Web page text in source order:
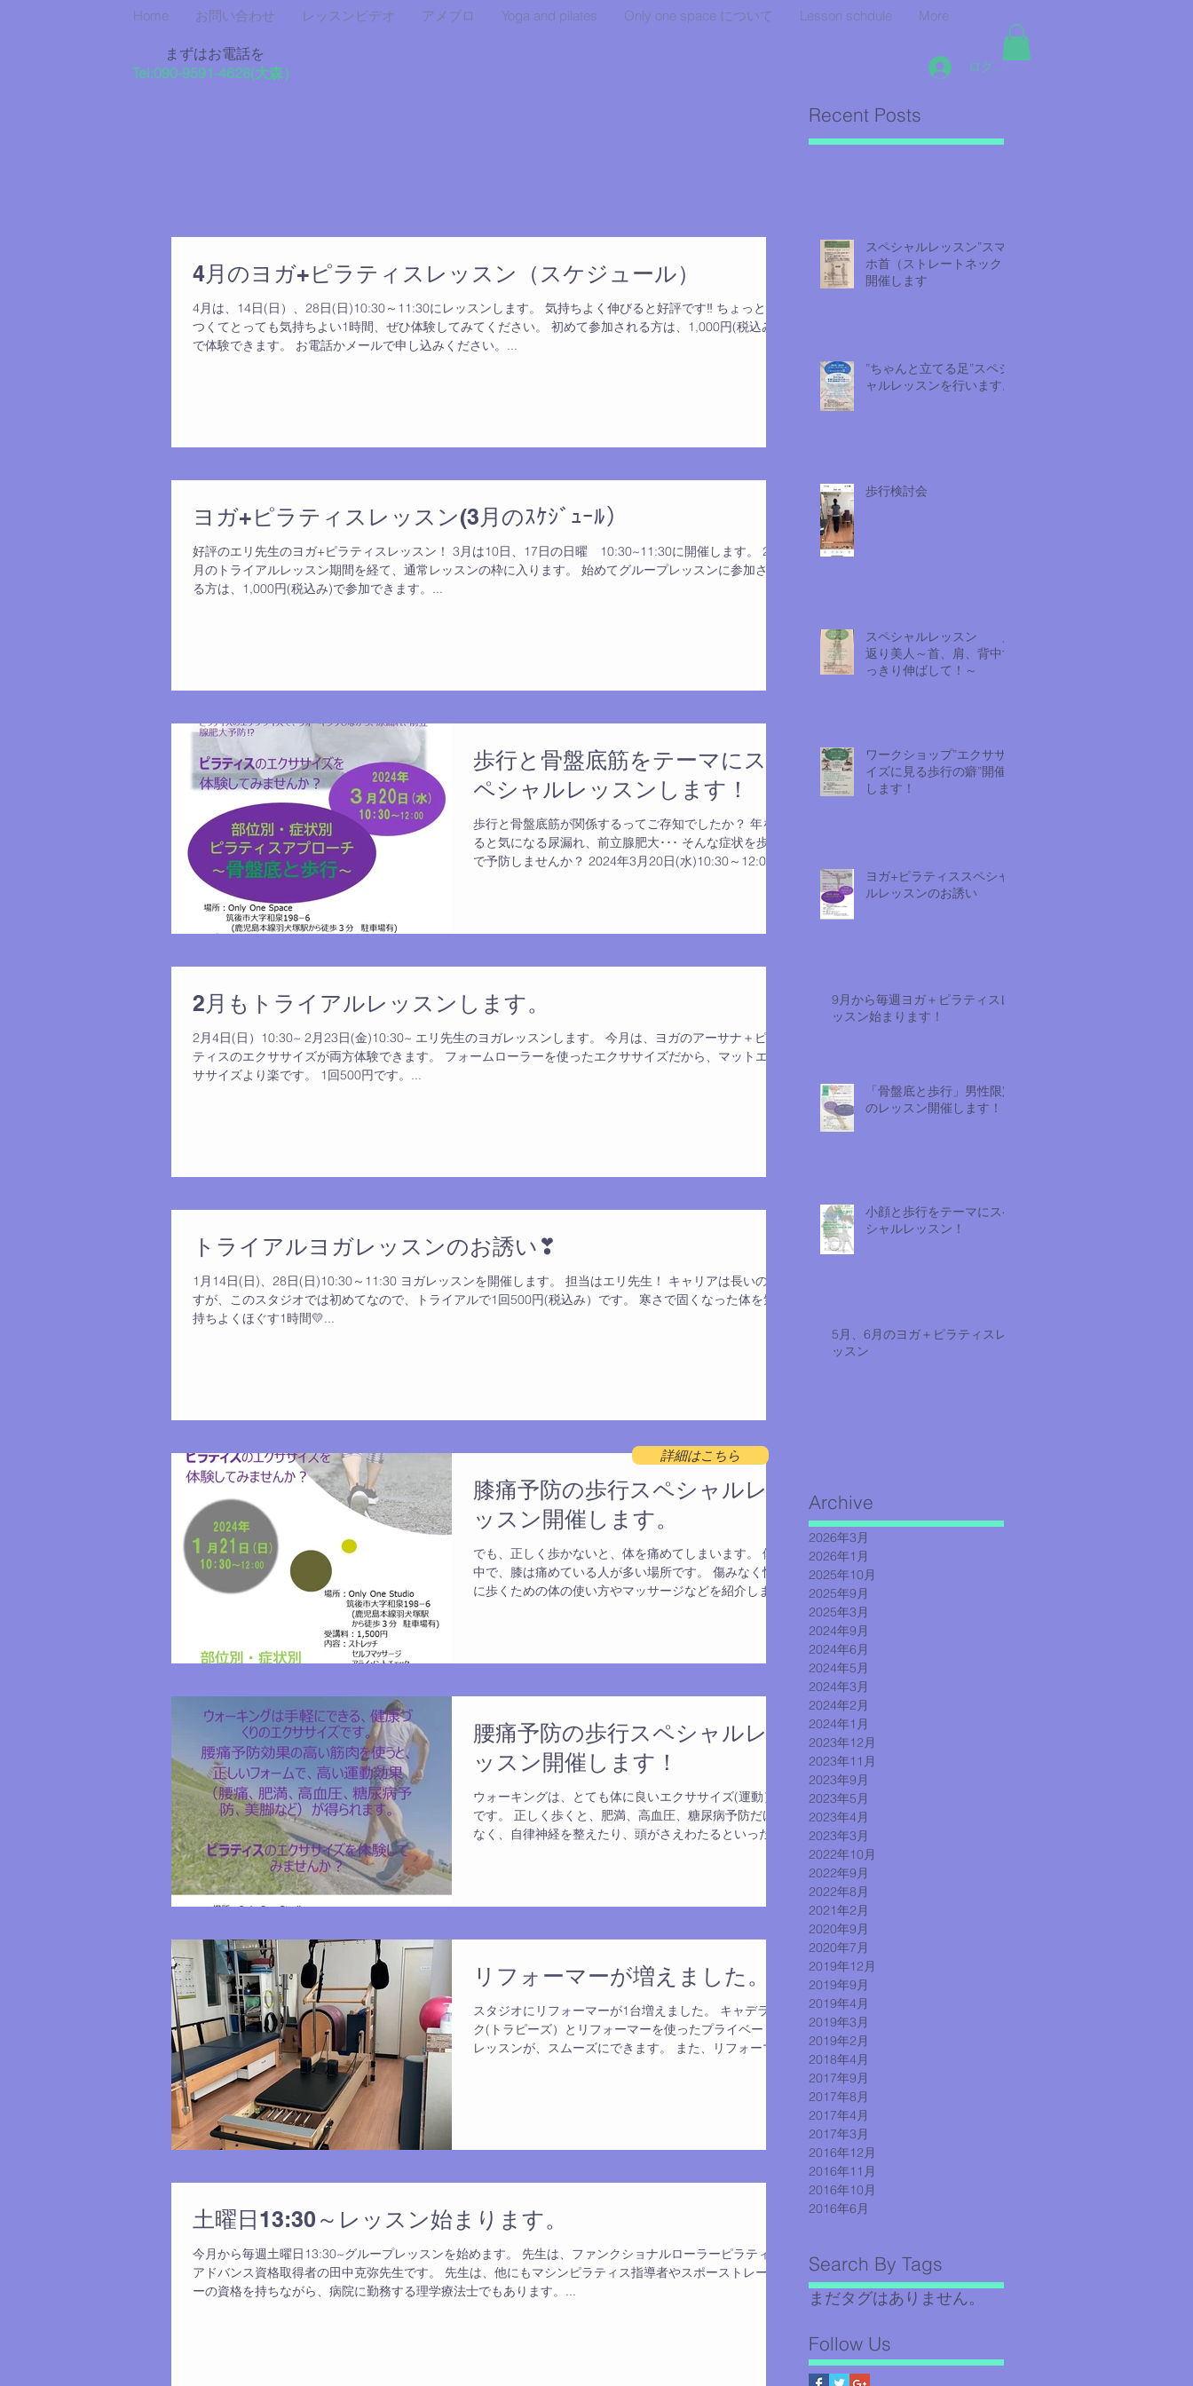
Home お問い合わせ レッスンビデオ アメブロ Yoga and pilates Only one space について Lesson schdule More
まずはお電話を
Tel:090-9591-4628​(大森） ログイン
Recent Posts
4月のヨガ+ピラティスレッスン（スケジュール）
4月は、14日(日）、28日(日)10:30～11:30にレッスンします。 気持ちよく伸びると好評です‼ ちょっとき
つくてとっても気持ちよい1時間、ぜひ体験してみてください。 初めて参加される方は、1,000円(税込み)
で体験できます。 お電話かメールで申し込みください。...
ヨガ+ピラティスレッスン(3月のｽｹｼﾞｭｰﾙ）
好評のエリ先生のヨガ+ピラティスレッスン！ 3月は10日、17日の日曜 10:30~11:30に開催します。 2か
月のトライアルレッスン期間を経て、通常レッスンの枠に入ります。 始めてグループレッスンに参加され
る方は、1,000円(税込み)で参加できます。...
歩行と骨盤底筋をテーマにス
ペシャルレッスンします！
歩行と骨盤底筋が関係するってご存知でしたか？ 年をと
ると気になる尿漏れ、前立腺肥大･･･ そんな症状を歩行
で予防しませんか？ 2024年3月20日(水)10:30～12:00
2月もトライアルレッスンします。
2月4日(日）10:30~ 2月23日(金)10:30~ エリ先生のヨガレッスンします。 今月は、ヨガのアーサナ＋ピラ
ティスのエクササイズが両方体験できます。 フォームローラーを使ったエクササイズだから、マットエク
ササイズより楽です。 1回500円です。...
トライアルヨガレッスンのお誘い❣
1月14日(日)、28日(日)10:30～11:30 ヨガレッスンを開催します。 担当はエリ先生！ キャリアは長いので
すが、このスタジオでは初めてなので、トライアルで1回500円(税込み）です。 寒さで固くなった体を気
持ちよくほぐす1時間💛...
膝痛予防の歩行スペシャルレ
ッスン開催します。
でも、正しく歩かないと、体を痛めてしまいます。 体の
中で、膝は痛めている人が多い場所です。 傷みなく快適
に歩くための体の使い方やマッサージなどを紹介しま
腰痛予防の歩行スペシャルレ
ッスン開催します！
ウォーキングは、とても体に良いエクササイズ(運動）
です。 正しく歩くと、肥満、高血圧、糖尿病予防だけで
なく、自律神経を整えたり、頭がさえわたるといった効
リフォーマーが増えました。
スタジオにリフォーマーが1台増えました。 キャデラッ
ク(トラピーズ）とリフォーマーを使ったプライベート
レッスンが、スムーズにできます。 また、リフォーマー
土曜日13:30～レッスン始まります。
今月から毎週土曜日13:30~グループレッスンを始めます。 先生は、ファンクショナルローラーピラティス
アドバンス資格取得者の田中克弥先生です。 先生は、他にもマシンピラティス指導者やスポーストレーナ
ーの資格を持ちながら、病院に勤務する理学療法士でもあります。...
詳細はこちら
スペシャルレッスン”スマ
ホ首（ストレートネック）
開催します
”ちゃんと立てる足”スペシ
ャルレッスンを行います。
歩行検討会
スペシャルレッスン 見
返り美人～首、肩、背中す
っきり伸ばして！～
ワークショップ”エクササ
イズに見る歩行の癖”開催
します！
ヨガ+ピラティススペシャ
ルレッスンのお誘い
9月から毎週ヨガ＋ピラティスレ
ッスン始まります！
「骨盤底と歩行」男性限定
のレッスン開催します！
小顔と歩行をテーマにスペ
シャルレッスン！
5月、6月のヨガ＋ピラティスレ
ッスン
Archive
2026年3月
2026年1月
2025年10月
2025年9月
2025年3月
2024年9月
2024年6月
2024年5月
2024年3月
2024年2月
2024年1月
2023年12月
2023年11月
2023年9月
2023年5月
2023年4月
2023年3月
2022年10月
2022年9月
2022年8月
2021年2月
2020年9月
2020年7月
2019年12月
2019年9月
2019年4月
2019年3月
2019年2月
2018年4月
2017年9月
2017年8月
2017年4月
2017年3月
2016年12月
2016年11月
2016年10月
2016年6月
Search By Tags
まだタグはありません。
Follow Us